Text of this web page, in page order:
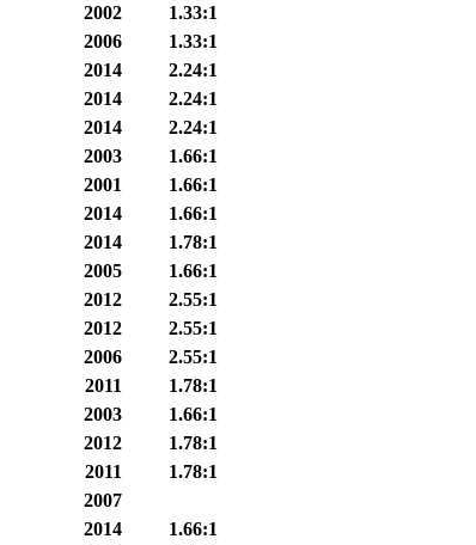
2002
1.33:1
2006
1.33:1
2014
2.24:1
2014
2.24:1
2014
2.24:1
2003
1.66:1
2001
1.66:1
2014
1.66:1
2014
1.78:1
2005
1.66:1
2012
2.55:1
2012
2.55:1
2006
2.55:1
2011
1.78:1
2003
1.66:1
2012
1.78:1
2011
1.78:1
2007
2014
1.66:1